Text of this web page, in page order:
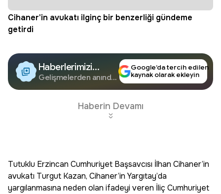
Cihaner'in avukatı ilginç bir benzerliği gündeme
getirdi
Haberlerimizi
Google'da Takip
Edin
Gelişmelerden anında
Google’da tercih edilen
kaynak olarak ekleyin
Haberin Devamı
Tutuklu Erzincan Cumhuriyet Başsavcısı İlhan Cihaner’in
avukatı Turgut Kazan, Cihaner’in Yargıtay’da
yargılanmasına neden olan ifadeyi veren İliç Cumhuriyet